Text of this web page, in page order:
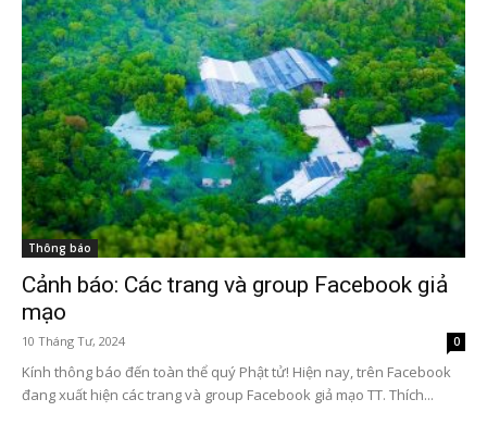
Thông báo
Cảnh báo: Các trang và group Facebook giả
mạo
10 Tháng Tư, 2024 0
Kính thông báo đến toàn thể quý Phật tử! Hiện nay, trên Facebook
đang xuất hiện các trang và group Facebook giả mạo TT. Thích...